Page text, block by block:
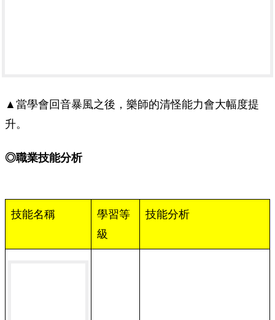
▲當學會回音暴風之後，樂師的清怪能力會大幅度提
升。
◎職業技能分析
技能名稱
學習等
級
技能分析